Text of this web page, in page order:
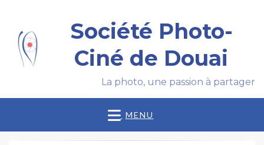
Société Photo-
Ciné de Douai
La photo, une passion à partager
MENU